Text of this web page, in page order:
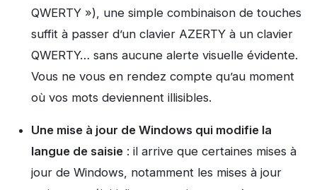
QWERTY »), une simple combinaison de touches
suffit à passer d’un clavier AZERTY à un clavier
QWERTY… sans aucune alerte visuelle évidente.
Vous ne vous en rendez compte qu’au moment
où vos mots deviennent illisibles.
Une mise à jour de Windows qui modifie la
langue de saisie : il arrive que certaines mises à
jour de Windows, notamment les mises à jour